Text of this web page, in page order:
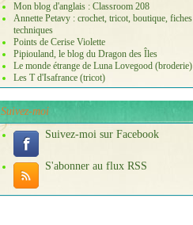
Mon blog d'anglais : Classroom 208
Annette Petavy : crochet, tricot, boutique, fiches
techniques
Points de Cerise Violette
Pipiouland, le blog du Dragon des Îles
Le monde étrange de Luna Lovegood (broderie)
Les T d'Isafrance (tricot)
Suivez-moi
Suivez-moi sur Facebook
S'abonner au flux RSS